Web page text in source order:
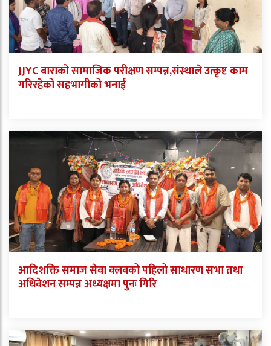
JJYC बाराको सामाजिक परीक्षण सम्पन्न,संस्थाले उत्कृष्ट काम
गरिरहेको सहभागीको भनाई
आदिशक्ति समाज सेवा क्लबको पहिलो साधारण सभा तथा
अधिवेशन सम्पन्न अध्यक्षमा पुनः गिरि